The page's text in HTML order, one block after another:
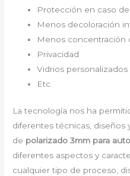
Protección en caso
Menos decoloración
Menos concentración
Privacidad
Vidrios personalizados
Etc.
La tecnología nos ha
diferentes técnicas, diseños
de polarizado 3mm para
diferentes aspectos y
cualquier tipo de proceso,